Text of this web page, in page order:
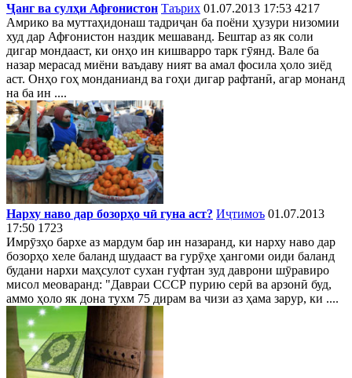
Ҷанг ва сулҳи Афғонистон Таърих 01.07.2013 17:53 4217
Амрико ва муттаҳидонаш тадриҷан ба поёни ҳузури низомии
худ дар Афғонистон наздик мешаванд. Бештар аз як соли
дигар мондааст, ки онҳо ин кишварро тарк гӯянд. Вале ба
назар мерасад миёни ваъдаву ният ва амал фосила ҳоло зиёд
аст. Онҳо гоҳ монданианд ва гоҳи дигар рафтанӣ, агар монанд
на ба ин ....
Нарху наво дар бозорҳо чӣ гунa аст? Иҷтимоъ 01.07.2013
17:50 1723
Имрӯзҳо бархе аз мардум бар ин назаранд, ки нарху наво дар
бозорҳо хеле баланд шудааст ва гурӯҳе ҳангоми оиди баланд
будани нархи маҳсулот сухан гуфтан зуд даврони шӯравиро
мисол меоваранд: "Давраи СССР пурию серӣ ва арзонӣ буд,
аммо ҳоло як дона тухм 75 дирам ва чизи аз ҳама зарур, ки ....